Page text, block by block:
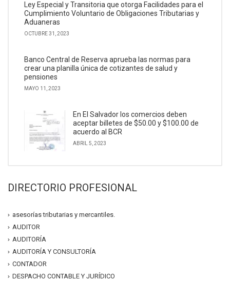
Ley Especial y Transitoria que otorga Facilidades para el
Cumplimiento Voluntario de Obligaciones Tributarias y
Aduaneras
OCTUBRE 31, 2023
Banco Central de Reserva aprueba las normas para
crear una planilla única de cotizantes de salud y
pensiones
MAYO 11, 2023
En El Salvador los comercios deben
aceptar billetes de $50.00 y $100.00 de
acuerdo al BCR
ABRIL 5, 2023
DIRECTORIO PROFESIONAL
asesorías tributarias y mercantiles.
AUDITOR
AUDITORÍA
AUDITORÍA Y CONSULTORÍA
CONTADOR
DESPACHO CONTABLE Y JURÍDICO